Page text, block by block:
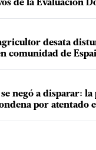
de la Evaluación
desata
comunidad de
negó a disparar: la
por atentado